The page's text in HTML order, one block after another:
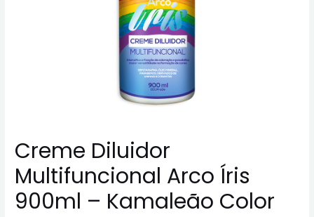
Creme Diluidor
Multifuncional Arco Íris
900ml – Kamaleão Color